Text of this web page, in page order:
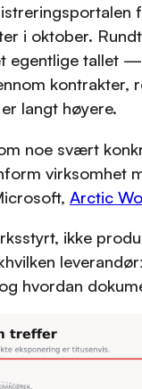
i oktober.
egentlige tallet
kontrakter,
langt høyere.
noe svært
virksomhet
Arctic
ikke
hvordan